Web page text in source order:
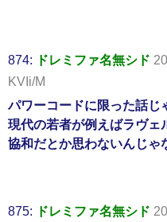
874: ドレミファ名無シド
KVIi/M
パワーコードに限った話じ
現代の若者が例えばラヴェ
協和だとか思わないんじゃ
875: ドレミファ名無シド